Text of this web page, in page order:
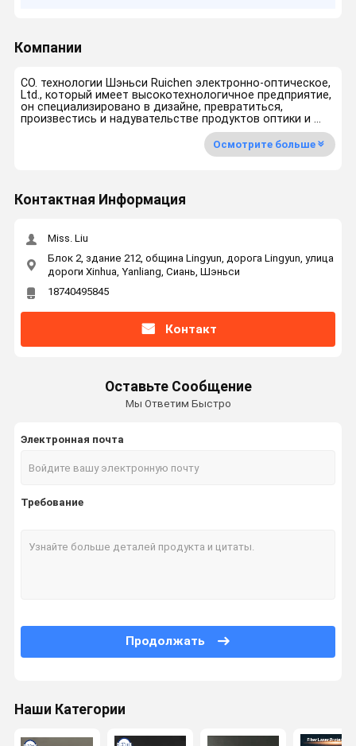
Компании
CO. технологии Шэньси Ruichen электронно-оптическое,
Ltd., который имеет высокотехнологичное предприятие,
он специализировано в дизайне, превратиться,
произвестись и надувательстве продуктов оптики и ...
Осмотрите больше
Контактная Информация
Miss. Liu
Блок 2, здание 212, община Lingyun, дорога Lingyun, улица
дороги Xinhua, Yanliang, Сиань, Шэньси
18740495845
Контакт
Оставьте Сообщение
Мы Ответим Быстро
Электронная почта
Требование
Продолжать
Наши Категории